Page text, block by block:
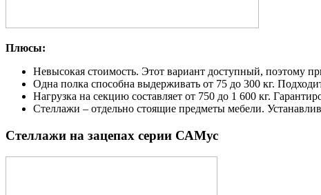
Плюсы:
Невысокая стоимость. Этот вариант доступный, поэтому
Одна полка способна выдерживать от 75 до 300 кг.
Нагрузка на секцию составляет от 750 до 1 600 кг.
Стеллажи – отдельно стоящие предметы мебели.
Стеллажи на зацепах серии САМус